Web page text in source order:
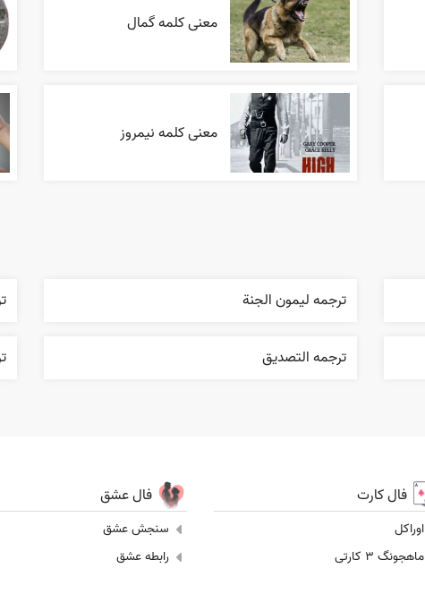
معنی کلمه گمال
معنی کلمه نیمروز
ترجمه ليمون الجنة
ترجمه التصديق
فال کارت
اوراکل
ماهجونگ 3 کارتی
فال عشق
سنجش عشق
رابطه عشق